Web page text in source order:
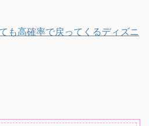
も高確率で戻ってくるディズニ